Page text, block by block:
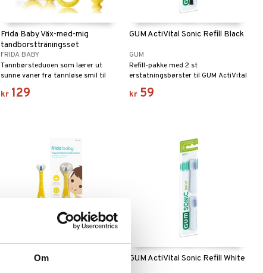
Om
Frida Baby Väx-med-mig
tandborstträningsset
FRIDA BABY
Tannbørsteduoen som lærer ut
sunne vaner fra tannløse smil til
småbarnstenner.
kr 129
GUM ActiVital Sonic Refill Black
GUM
Refill-pakke med 2 st
erstatningsbørster til GUM ActiVital
Sonic Toothbrush.
kr 59
Frida Baby Trippelvinklad
GUM ActiVital Sonic Refill White